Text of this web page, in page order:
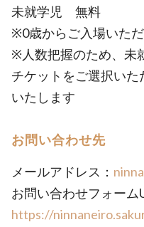
未就学児 無料
※0歳からご入場いた
※人数把握のため、未
チケットをご選択い
いたします
お問い合わせ先
メールアドレス：
お問い合わせフォーム
https://